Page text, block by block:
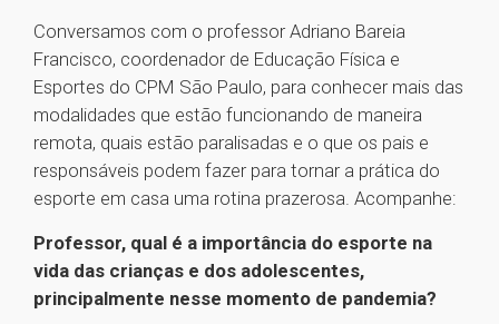
Conversamos com o professor Adriano Bareia
Francisco, coordenador de Educação Física e
Esportes do CPM São Paulo, para conhecer mais das
modalidades que estão funcionando de maneira
remota, quais estão paralisadas e o que os pais e
responsáveis podem fazer para tornar a prática do
esporte em casa uma rotina prazerosa. Acompanhe:
Professor, qual é a importância do esporte na
vida das crianças e dos adolescentes,
principalmente nesse momento de pandemia?